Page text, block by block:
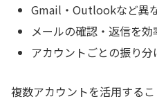
Gmail・Outlookなど異
メールの確認・返信を効
アカウントごとの振り
複数アカウントを活用する